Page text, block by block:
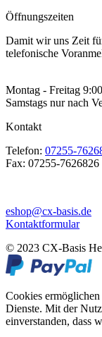
Öffnungszeiten
Damit wir uns Zeit
telefonische
Montag - Freitag
Samstags nur nach
Kontakt
Telefon: 07255-
Fax: 07255-7626826
eshop@cx-basis.de
Kontaktformular
© 2023 CX-Basis
Cookies
Dienste. Mit der
einverstanden, dass